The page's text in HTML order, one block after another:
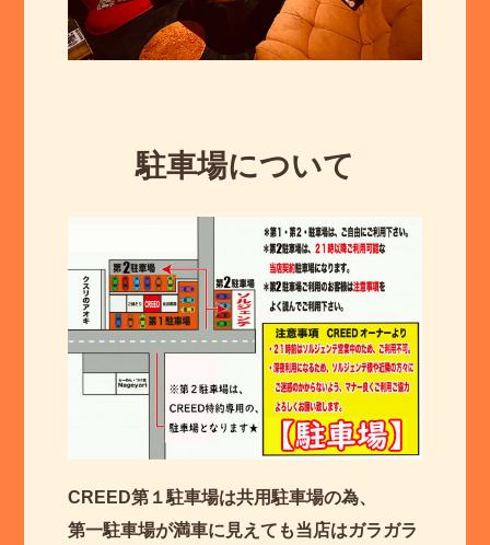
駐車場について
CREED第１駐車場は共用駐車場の為、
第一駐車場が満車に見えても当店はガラガラ